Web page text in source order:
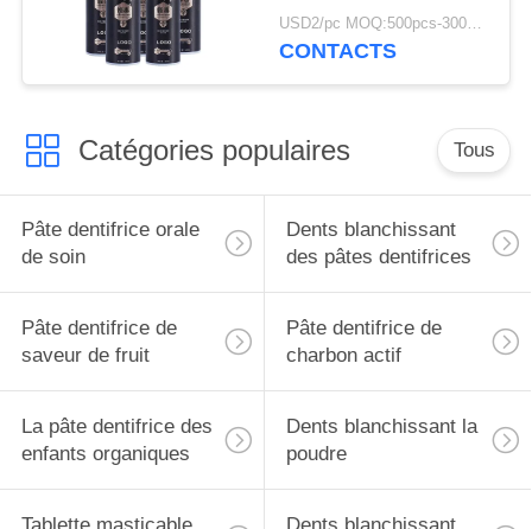
libres de fluorure pour
12 ans
USD2/pc MOQ:500pcs-30000pcs
CONTACTS
Catégories populaires Tous
Pâte dentifrice orale
de soin
Dents blanchissant
des pâtes dentifrices
Pâte dentifrice de
saveur de fruit
Pâte dentifrice de
charbon actif
La pâte dentifrice des
enfants organiques
Dents blanchissant la
poudre